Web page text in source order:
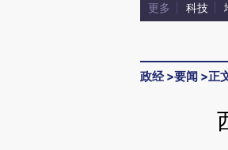
更多 科技
政经>要闻 >正